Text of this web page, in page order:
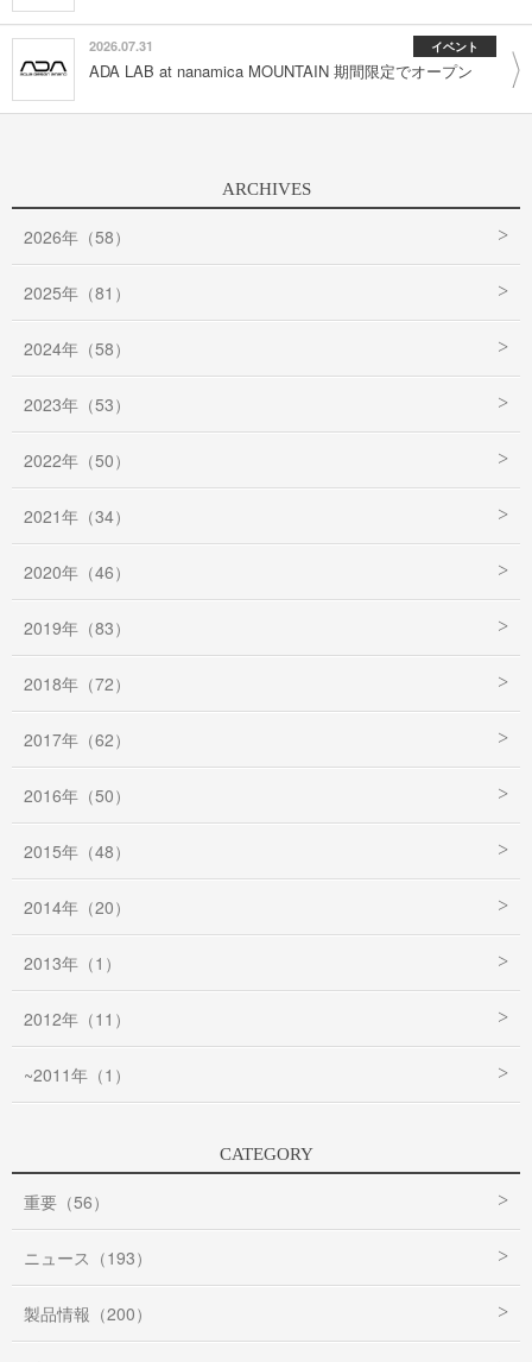
2026.07.31 イベント
ADA LAB at nanamica MOUNTAIN 期間限定でオープン
ARCHIVES
2026年（58）
2025年（81）
2024年（58）
2023年（53）
2022年（50）
2021年（34）
2020年（46）
2019年（83）
2018年（72）
2017年（62）
2016年（50）
2015年（48）
2014年（20）
2013年（1）
2012年（11）
~2011年（1）
CATEGORY
重要（56）
ニュース（193）
製品情報（200）